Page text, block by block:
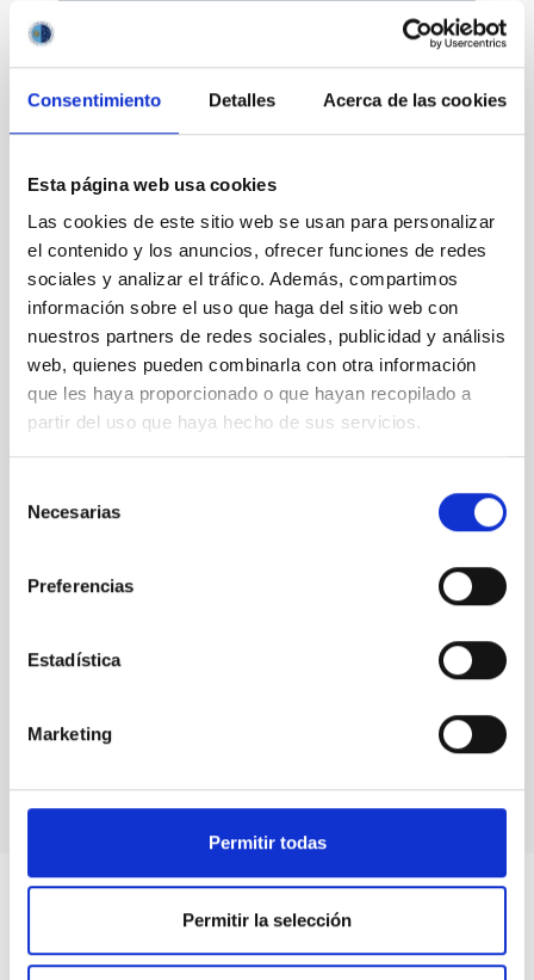
Consentimiento Detalles Acerca de las cookies
Esta página web usa cookies
Las cookies de este sitio web se usan para personalizar
el contenido y los anuncios, ofrecer funciones de redes
sociales y analizar el tráfico. Además, compartimos
información sobre el uso que haga del sitio web con
nuestros partners de redes sociales, publicidad y análisis
web, quienes pueden combinarla con otra información
que les haya proporcionado o que hayan recopilado a
partir del uso que haya hecho de sus servicios.
Necesarias
Preferencias
Estadística
Marketing
Permitir todas
Permitir la selección
Divulgación
Movilidad